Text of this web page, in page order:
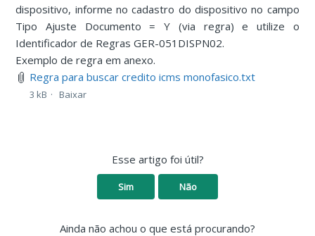
dispositivo, informe no cadastro do dispositivo no campo
Tipo Ajuste Documento = Y (via regra) e utilize o
Identificador de Regras GER-051DISPN02.
Exemplo de regra em anexo.
Regra para buscar credito icms monofasico.txt
3 kB Baixar
Esse artigo foi útil?
Sim Não
Ainda não achou o que está procurando?